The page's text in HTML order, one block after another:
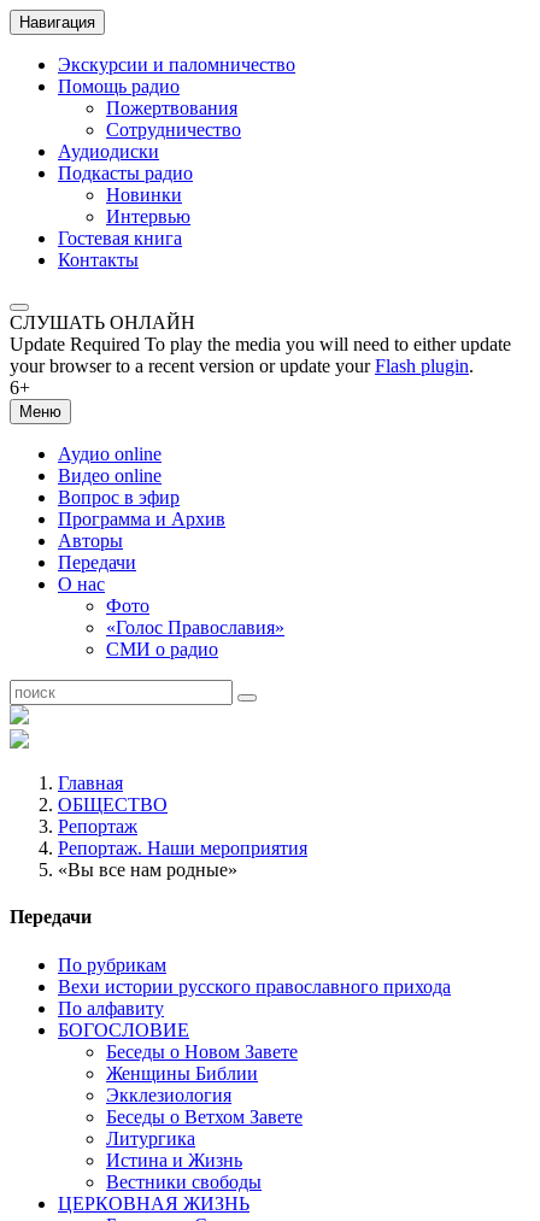
Навигация
Экскурсии и паломничество
Помощь радио
Пожертвования
Сотрудничество
Аудиодиски
Подкасты радио
Новинки
Интервью
Гостевая книга
Контакты
СЛУШАТЬ ОНЛАЙН
Update Required To play the media you will need to either update
your browser to a recent version or update yourFlash plugin.
6+
Меню
Аудио online
Видео online
Вопрос в эфир
Программа и Архив
Авторы
Передачи
О нас
Фото
«Голос Православия»
СМИ о радио
Главная
ОБЩЕСТВО
Репортаж
Репортаж. Наши мероприятия
«Вы все нам родные»
Передачи
По рубрикам
Вехи истории русского православного прихода
По алфавиту
БОГОСЛОВИЕ
Беседы о Новом Завете
Женщины Библии
Экклезиология
Беседы о Ветхом Завете
Литургика
Истина и Жизнь
Вестники свободы
ЦЕРКОВНАЯ ЖИЗНЬ